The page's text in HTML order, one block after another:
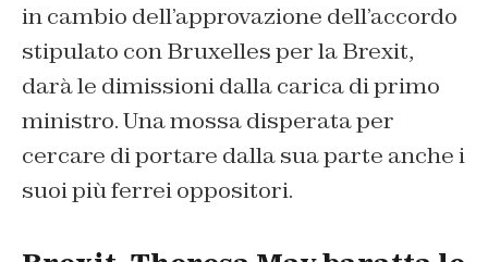
in cambio dell’approvazione dell’accordo
stipulato con Bruxelles per la Brexit,
darà le dimissioni dalla carica di primo
ministro. Una mossa disperata per
cercare di portare dalla sua parte anche i
suoi più ferrei oppositori.